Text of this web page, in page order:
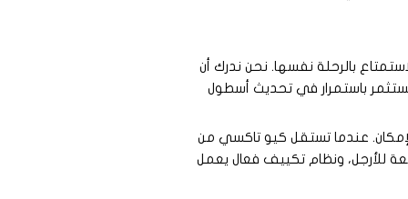
بالرحلة نفسها. نحن ندرك أن
باستمرار في تحديث أسطول
عندما تستقل كيو تاكسي من
للأرجل، ونظام تكييف فعال يعمل